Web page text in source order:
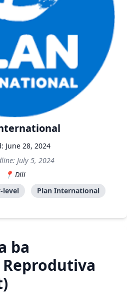
June 28, 2024
July 5, 2024
Dili
level Plan International
ba